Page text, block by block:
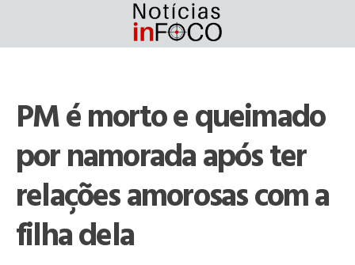
content
PM é morto e queimado
por namorada após ter
relações amorosas com a
filha dela